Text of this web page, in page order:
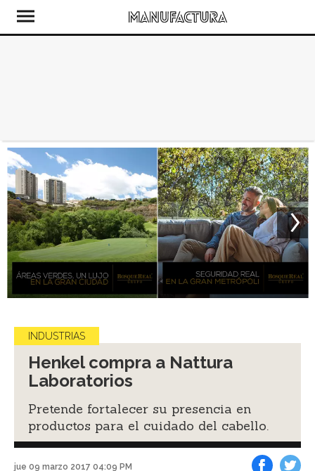
INDUSTRIAS
Henkel compra a Nattura
Laboratorios
Pretende fortalecer su presencia en
productos para el cuidado del cabello.
jue 09 marzo 2017 04:09 PM